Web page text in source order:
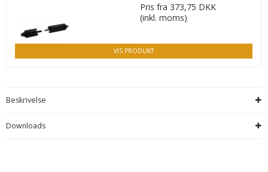
Pris fra 373,75 DKK
(inkl. moms)
VIS PRODUKT
Beskrivelse
Downloads